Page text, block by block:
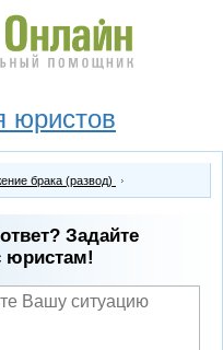
юристов
брака (развод)
Задайте
юристам!